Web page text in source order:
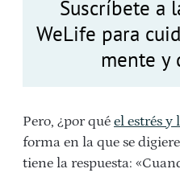
Suscríbete a
WeLife para
mente y
Pero, ¿por qué el estrés y
forma en la que se
tiene la respuesta: